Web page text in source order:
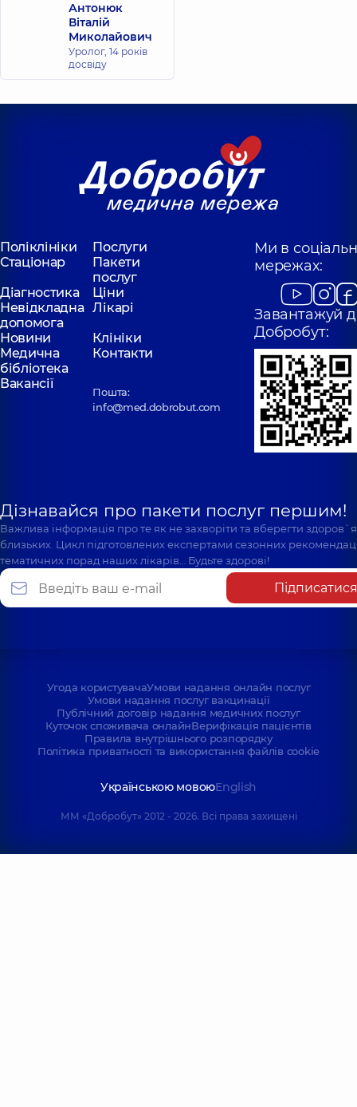
Антонюк
Віталій
Миколайович
Уролог, 14 років
досвіду
Поліклініки
Послуги
Стаціонар
Пакети
послуг
Діагностика
Ціни
Невідкладна
допомога
Лікарі
Новини
Клініки
Медична
бібліотека
Контакти
Вакансії
Пошта:
info@med.dobrobut.com
Ми в
мережах:
Завантажуй
Добробут:
Дізнавайся про пакети послуг першим!
Важлива інформація про те як не захворіти та вберегти
близьких. Цикл підготовлених експертами сезонних
тематичних порад наших лікарів… Будьте здорові!
Підписатися
Угода користувачаУмови надання онлайн послуг
Умови надання послуг вакцинації
Публічний договір надання медичних послуг
Куточок споживача онлайнВерифікація пацієнтів
Правила внутрішнього розпорядку
Політика приватності та використання файлів cookie
Українською мовоюEnglish
ММ «Добробут» 2012 - 2026. Всі права захищені